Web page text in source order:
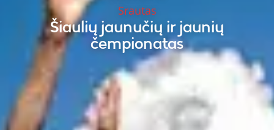
Srautas
Šiaulių jaunučių ir jaunių
čempionatas